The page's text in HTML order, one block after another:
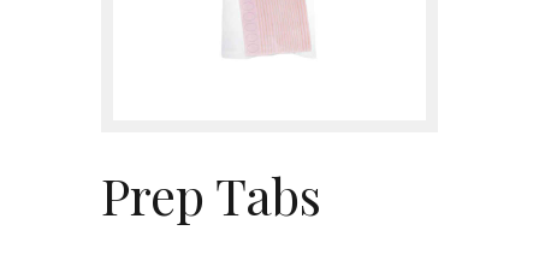
Prep Tabs